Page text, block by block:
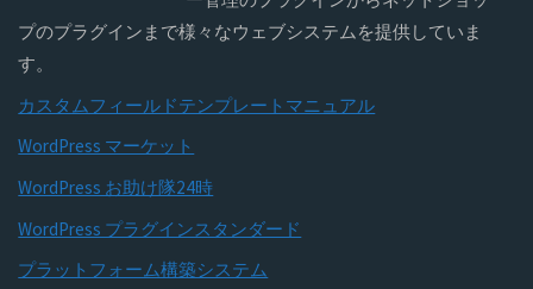
プのプラグインまで様々なウェブシステムを提供していま
す。
カスタムフィールドテンプレートマニュアル
WordPress マーケット
WordPress お助け隊24時
WordPress プラグインスタンダード
プラットフォーム構築システム